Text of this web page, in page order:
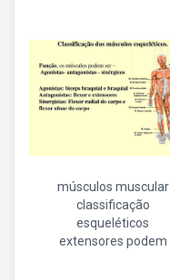
músculos muscular
classificação
esqueléticos
extensores podem